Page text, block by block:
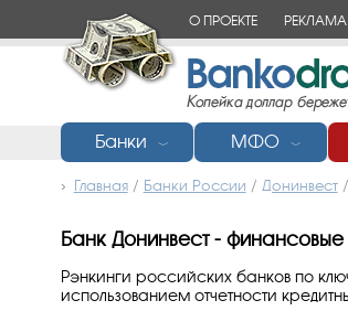
О ПРОЕКТЕ РЕКЛАМА
Банки ﹀ МФО ﹀
Главная/ Банки России / Донинвест/
Банк Донинвест - финансовые
Рэнкинги российских банков по
использованием отчетности